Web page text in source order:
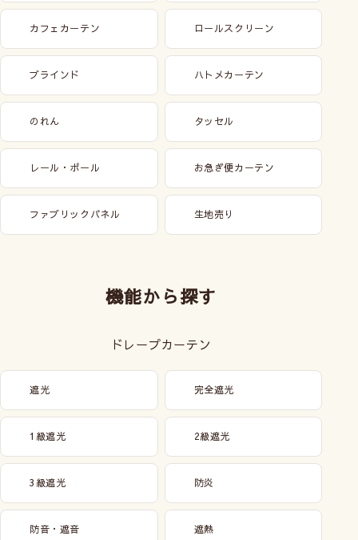
カフェカーテン ロールスクリーン
ブラインド ハトメカーテン
のれん タッセル
レール・ポール お急ぎ便カーテン
ファブリックパネル 生地売り
機能から探す
ドレープカーテン
遮光 完全遮光
1級遮光 2級遮光
3級遮光 防炎
防音・遮音 遮熱